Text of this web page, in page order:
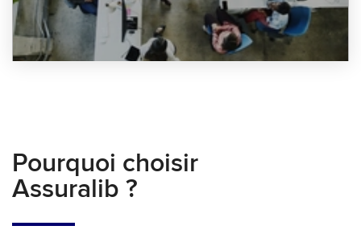
Pourquoi choisir
Assuralib ?